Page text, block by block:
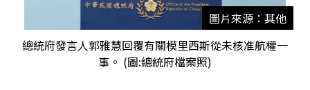
圖片來源：其他
總統府發言人郭雅慧回覆有關模里西斯從未核准航權一
事。 (圖:總統府檔案照)